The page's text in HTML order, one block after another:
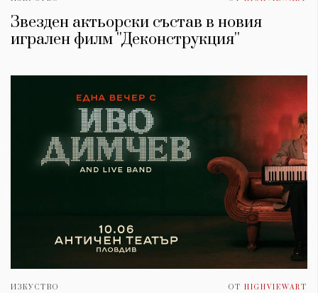
Звезден актьорски състав в новия
игрален филм ''Деконструкция''
ИЗКУСТВО ОТ HIGHVIEWART